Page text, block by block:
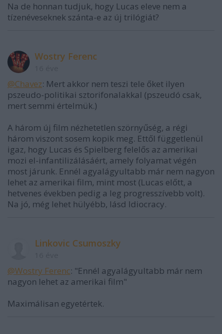
Na de honnan tudjuk, hogy Lucas eleve nem a
tízenéveseknek szánta-e az új trilógiát?
Wostry Ferenc
@Chavez: Mert akkor nem teszi tele őket ilyen
pszeudo-politikai sztorifonalakkal (pszeudó csak,
mert semmi értelmük.)
A három új film nézhetetlen szörnyűség, a régi
három viszont sosem kopik meg. Ettől függetlenül
igaz, hogy Lucas és Spielberg felelős az amerikai
mozi el-infantilizálásáért, amely folyamat végén
most járunk. Ennél agyalágyultabb már nem nagyon
lehet az amerikai film, mint most (Lucas előtt, a
hetvenes években pedig a leg progresszívebb volt).
Na jó, még lehet hülyébb, lásd Idiocracy.
Linkovic Csumoszky
@Wostry Ferenc: "Ennél agyalágyultabb már nem
nagyon lehet az amerikai film"
Maximálisan egyetértek.